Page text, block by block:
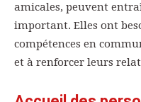
amicales, peuvent
important. Elles ont
compétences en
et à renforcer leurs